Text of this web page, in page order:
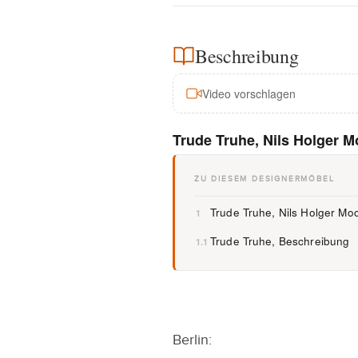
Beschreibung
Video vorschlagen
Trude Truhe, Nils Holger
ZU DIESEM DESIGNERMÖBEL
1 Trude Truhe, Nils Holger
1.1 Trude Truhe, Beschreibung
Berlin: